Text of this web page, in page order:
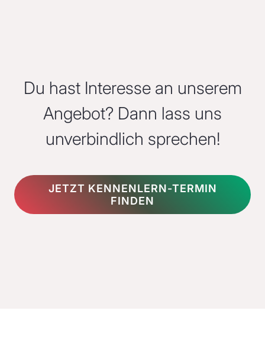
Du hast Interesse an unserem
Angebot? Dann lass uns
unverbindlich sprechen!
JETZT KENNENLERN-TERMIN
FINDEN